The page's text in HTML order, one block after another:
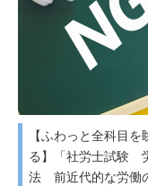
【ふわっと全科目を
る】「社労士試験
法 前近代的な労働